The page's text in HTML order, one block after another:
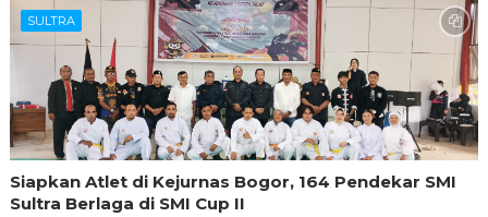
SULTRA
Siapkan Atlet di Kejurnas Bogor, 164 Pendekar SMI
Sultra Berlaga di SMI Cup II